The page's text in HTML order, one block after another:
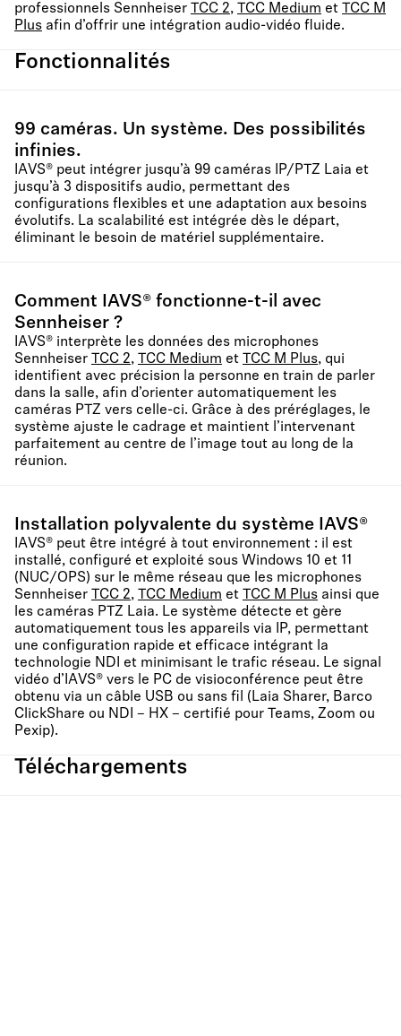
professionnels Sennheiser
TCC 2, TCC Medium et
TCC M
Plus afin d’offrir une intégration audio-vidéo fluide.
Fonctionnalités
99 caméras. Un système. Des possibilités
infinies.
IAVS® peut intégrer jusqu’à 99 caméras IP/PTZ Laia et
jusqu’à 3 dispositifs audio, permettant des
configurations flexibles et une adaptation aux besoins
évolutifs. La scalabilité est intégrée dès le départ,
éliminant le besoin de matériel supplémentaire.
Comment IAVS® fonctionne-t-il avec
Sennheiser ?
IAVS® interprète les données des microphones
Sennheiser
TCC 2, TCC Medium et TCC M Plus, qui
identifient avec précision la personne en train de parler
dans la salle, afin d’orienter automatiquement les
caméras PTZ vers celle-ci. Grâce à des préréglages, le
système ajuste le cadrage et maintient l’intervenant
parfaitement au centre de l’image tout au long de la
réunion.
Installation polyvalente du système IAVS®
IAVS® peut être intégré à tout environnement : il est
installé, configuré et exploité sous Windows 10 et 11
(NUC/OPS) sur le même réseau que les microphones
Sennheiser
TCC 2, TCC Medium et TCC M Plus ainsi que
les caméras PTZ Laia. Le système détecte et gère
automatiquement tous les appareils via IP, permettant
une configuration rapide et efficace intégrant la
technologie NDI et minimisant le trafic réseau. Le signal
vidéo d’IAVS® vers le PC de visioconférence peut être
obtenu via un câble USB ou sans fil (Laia Sharer, Barco
ClickShare ou NDI – HX – certifié pour Teams, Zoom ou
Pexip).
Téléchargements